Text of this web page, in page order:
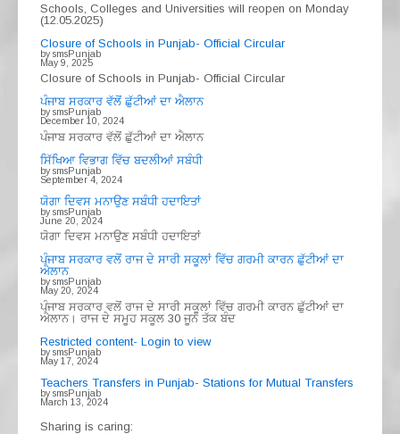
Schools, Colleges and Universities will reopen on Monday
(12.05.2025)
Closure of Schools in Punjab- Official Circular
by smsPunjab
May 9, 2025
Closure of Schools in Punjab- Official Circular
ਪੰਜਾਬ ਸਰਕਾਰ ਵੱਲੋਂ ਛੁੱਟੀਆਂ ਦਾ ਐਲਾਨ
by smsPunjab
December 10, 2024
ਪੰਜਾਬ ਸਰਕਾਰ ਵੱਲੋਂ ਛੁੱਟੀਆਂ ਦਾ ਐਲਾਨ
ਸਿੱਖਿਆ ਵਿਭਾਗ ਵਿੱਚ ਬਦਲੀਆਂ ਸਬੰਧੀ
by smsPunjab
September 4, 2024
ਯੋਗਾ ਦਿਵਸ ਮਨਾਉਣ ਸਬੰਧੀ ਹਦਾਇਤਾਂ
by smsPunjab
June 20, 2024
ਯੋਗਾ ਦਿਵਸ ਮਨਾਉਣ ਸਬੰਧੀ ਹਦਾਇਤਾਂ
ਪੰਜਾਬ ਸਰਕਾਰ ਵਲੋਂ ਰਾਜ ਦੇ ਸਾਰੀ ਸਕੂਲਾਂ ਵਿੱਚ ਗਰਮੀ ਕਾਰਨ ਛੁੱਟੀਆਂ ਦਾ
ਐਲਾਨ
by smsPunjab
May 20, 2024
ਪੰਜਾਬ ਸਰਕਾਰ ਵਲੋਂ ਰਾਜ ਦੇ ਸਾਰੀ ਸਕੂਲਾਂ ਵਿੱਚ ਗਰਮੀ ਕਾਰਨ ਛੁੱਟੀਆਂ ਦਾ
ਐਲਾਨ। ਰਾਜ ਦੇ ਸਮੂਹ ਸਕੂਲ 30 ਜੂਨ ਤੱਕ ਬੰਦ
Restricted content- Login to view
by smsPunjab
May 17, 2024
Teachers Transfers in Punjab- Stations for Mutual Transfers
by smsPunjab
March 13, 2024
Sharing is caring: